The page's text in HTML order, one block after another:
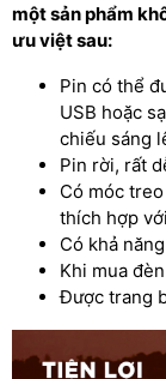
một sản phẩm
ưu việt sau:
Pin có thể
USB hoặc
chiếu sáng
Pin rời, rất
Có móc
thích hợp
Có khả
Khi mua
Được trang